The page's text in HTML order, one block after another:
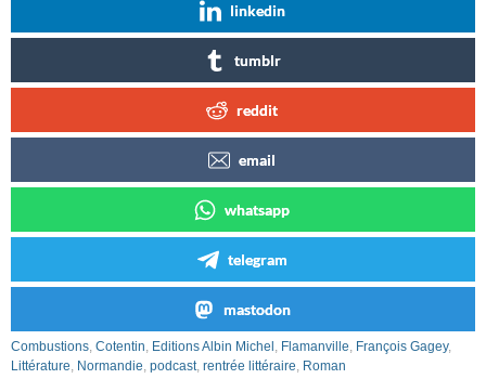
linkedin
tumblr
reddit
email
whatsapp
telegram
mastodon
Combustions, Cotentin, Editions Albin Michel , Flamanville, François Gagey,
Littérature, Normandie, podcast, rentrée littéraire, Roman